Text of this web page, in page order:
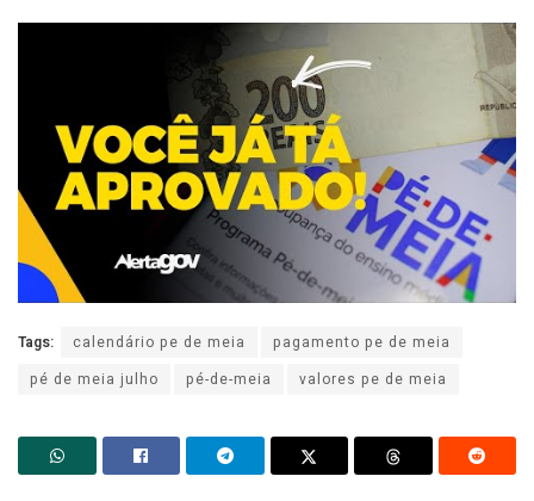
Tags: calendário pe de meia
pagamento pe de meia
pé de meia julho
pé-de-meia valores pe de meia